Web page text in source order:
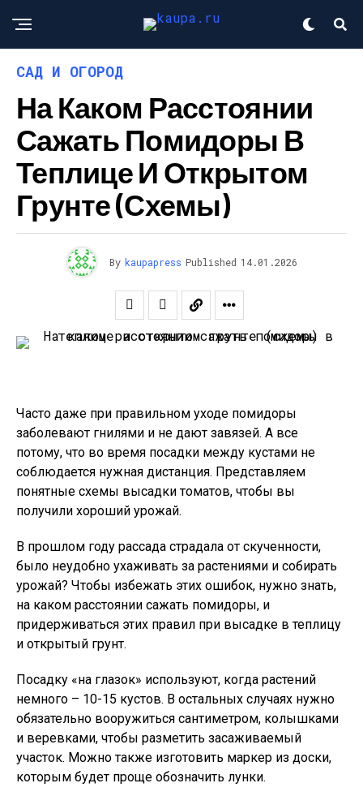
САД И ОГОРОД
На Каком Расстоянии
Сажать Помидоры В
Теплице И Открытом
Грунте (схемы)
By kaupapress Published 14.01.2026
Часто даже при правильном уходе помидоры
заболевают гнилями и не дают завязей. А все
потому, что во время посадки между кустами не
соблюдается нужная дистанция. Представляем
понятные схемы высадки томатов, чтобы вы
получили хороший урожай.
В прошлом году рассада страдала от скученности,
было неудобно ухаживать за растениями и собирать
урожай? Чтобы избежать этих ошибок, нужно знать,
на каком расстоянии сажать помидоры, и
придерживаться этих правил при высадке в теплицу
и открытый грунт.
Посадку «на глазок» используют, когда растений
немного – 10-15 кустов. В остальных случаях нужно
обязательно вооружиться сантиметром, колышками
и веревками, чтобы разметить засаживаемый
участок. Можно также изготовить маркер из доски,
которым будет проще обозначить лунки.